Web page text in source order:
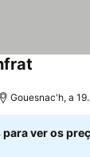
Gouesnac'h, a
para ver os